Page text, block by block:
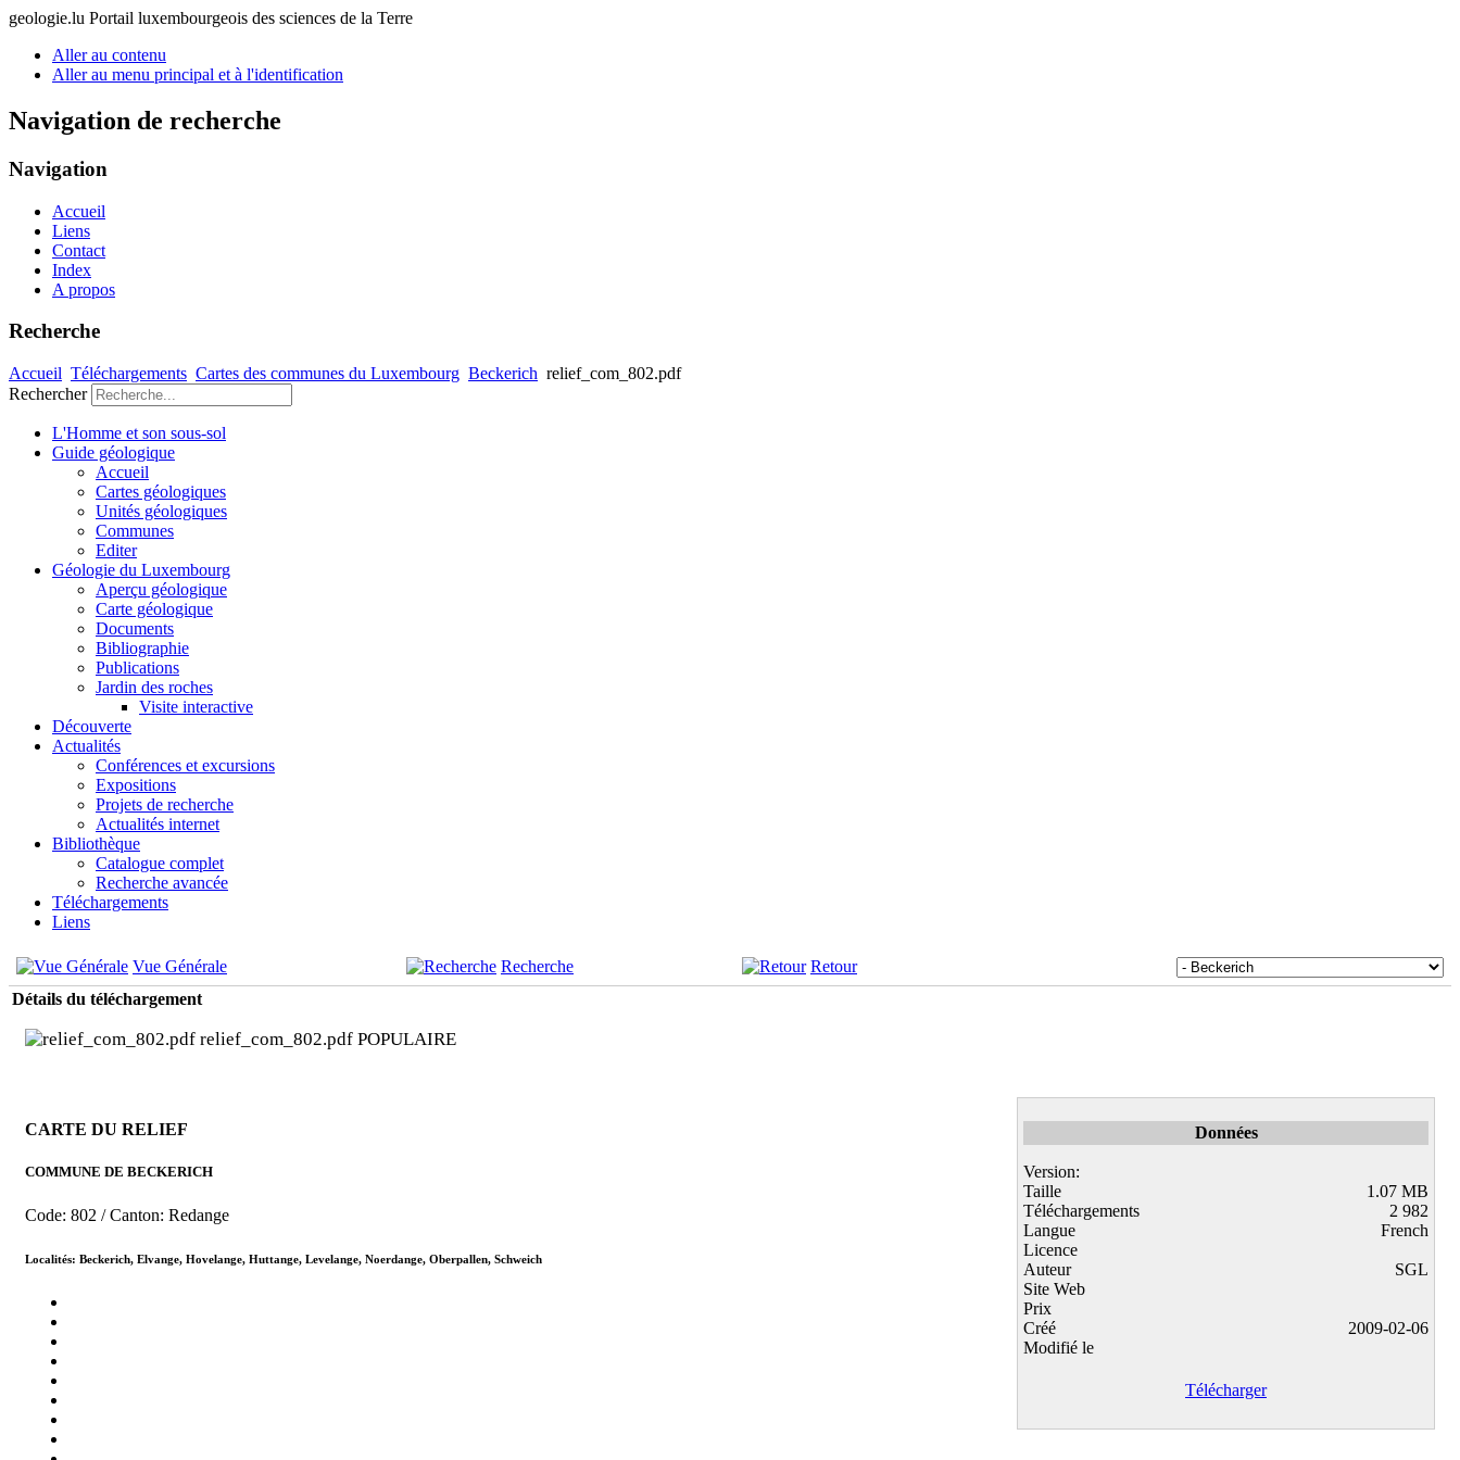
geologie.lu Portail luxembourgeois des sciences de la Terre
Aller au contenu
Aller au menu principal et à l'identification
Navigation de recherche
Navigation
Accueil
Liens
Contact
Index
A propos
Recherche
Accueil Téléchargements Cartes des communes du Luxembourg Beckerich relief_com_802.pdf
Rechercher
L'Homme et son sous-sol
Guide géologique
Accueil
Cartes géologiques
Unités géologiques
Communes
Editer
Géologie du Luxembourg
Aperçu géologique
Carte géologique
Documents
Bibliographie
Publications
Jardin des roches
Visite interactive
Découverte
Actualités
Conférences et excursions
Expositions
Projets de recherche
Actualités internet
Bibliothèque
Catalogue complet
Recherche avancée
Téléchargements
Liens
Vue Générale Recherche
Retour
Détails du téléchargement
relief_com_802.pdf POPULAIRE
CARTE DU RELIEF
COMMUNE DE BECKERICH
Code: 802 / Canton: Redange
Localités: Beckerich, Elvange, Hovelange, Huttange, Levelange, Noerdange, Oberpallen, Schweich
Données
Version:
Taille
1.07 MB
Téléchargements
2 982
Langue
French
Licence
Auteur
SGL
Site Web
Prix
Créé
2009-02-06
Modifié le
Télécharger